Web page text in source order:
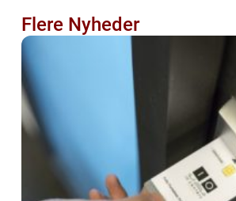
Flere Nyheder